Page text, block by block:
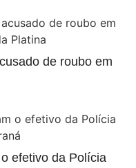
de roubo em
efetivo da Polícia